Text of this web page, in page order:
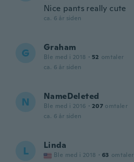
Nice pants really cute
ca. 6 år siden
G Graham
Ble med i 2018 · 52 omtaler
ca. 6 år siden
N NameDeleted
Ble med i 2016 · 207 omtaler
ca. 6 år siden
L Linda
Ble med i 2018 · 63 omtaler